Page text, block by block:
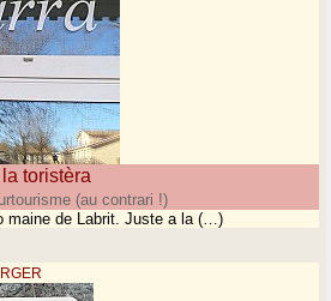
toristèra
(au contrari !)
maine de Labrit. Juste a la (…)